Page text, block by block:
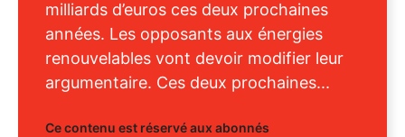
milliards d’euros ces deux prochaines
années. Les opposants aux énergies
renouvelables vont devoir modifier leur
argumentaire. Ces deux prochaines...
Ce contenu est réservé aux abonnés